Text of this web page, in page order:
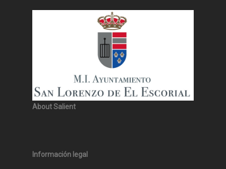
About Salient
Información legal